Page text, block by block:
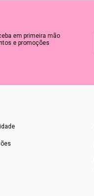
em primeira mão
e promoções